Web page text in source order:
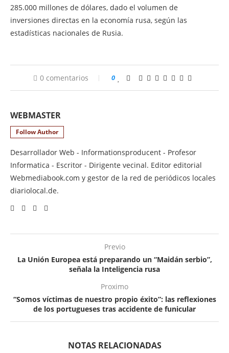
285.000 millones de dólares, dado el volumen de
inversiones directas en la economía rusa, según las
estadísticas nacionales de Rusia.
0 comentarios 0
WEBMASTER
Follow Author
Desarrollador Web - Informationsproducent - Profesor
Informatica - Escritor - Dirigente vecinal. Editor editorial
Webmediabook.com y gestor de la red de periódicos locales
diariolocal.de.
Previo
La Unión Europea está preparando un “Maidán serbio”,
señala la Inteligencia rusa
Proximo
“Somos víctimas de nuestro propio éxito”: las reflexiones
de los portugueses tras accidente de funicular
NOTAS RELACIONADAS